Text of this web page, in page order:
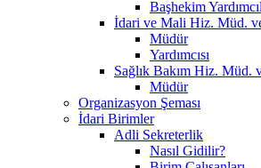
Başhekim
İdari ve Mali Hiz. Müd.
Müdür
Yardımcısı
Sağlık Bakım Hiz. Müd.
Müdür
Organizasyon Şeması
İdari Birimler
Adli Sekreterlik
Nasıl Gidilir?